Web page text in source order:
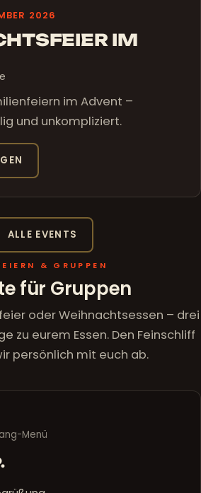
2026
IM
im Advent –
und unkompliziert.
ALLE EVENTS
& GRUPPEN
für Gruppen
oder Weihnachtsessen – drei
zu eurem Essen. Den Feinschliff
persönlich mit euch ab.
Menü